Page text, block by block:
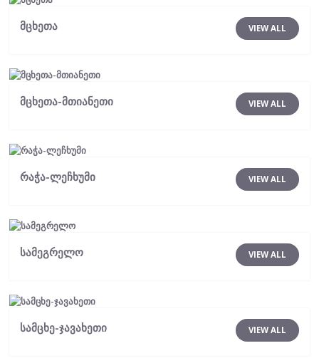
VIEW ALL
მცხეთა
VIEW ALL
მცხეთა-მთიანეთი
VIEW ALL
რაჭა-ლეჩხუმი
VIEW ALL
სამეგრელო
VIEW ALL
სამცხე-ჯავახეთი